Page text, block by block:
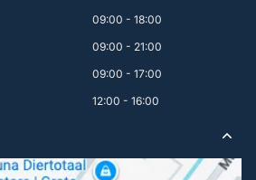
09:00 - 18:00
09:00 - 21:00
09:00 - 17:00
12:00 - 16:00